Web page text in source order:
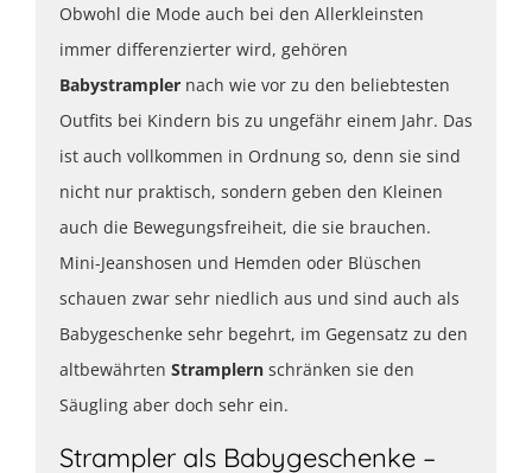
Obwohl die Mode auch bei den Allerkleinsten
immer differenzierter wird, gehören
Babystrampler nach wie vor zu den beliebtesten
Outfits bei Kindern bis zu ungefähr einem Jahr. Das
ist auch vollkommen in Ordnung so, denn sie sind
nicht nur praktisch, sondern geben den Kleinen
auch die Bewegungsfreiheit, die sie brauchen.
Mini-Jeanshosen und Hemden oder Blüschen
schauen zwar sehr niedlich aus und sind auch als
Babygeschenke sehr begehrt, im Gegensatz zu den
altbewährten Stramplern schränken sie den
Säugling aber doch sehr ein.
Strampler als Babygeschenke –